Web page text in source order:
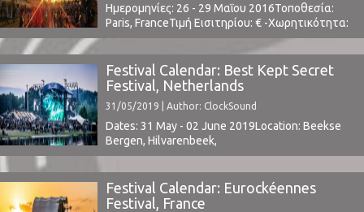
Ημερομηνίες: 26 - 29 Μαΐου 2016Τοποθεσία:
Paris, FranceΤιμή Εισιτηρίου: € -Χωρητικότητα:
-Το Line Up περιλαμβάνει: T.b.a.Coachella Eurore
Festival Event
Festival Calendar: Best Kept Secret
Festival, Netherlands
31/05/2019 | Author: ClockSound
Dates: 31 May - 02 June 2019Location: Beekse
Bergen, Hilvarenbeek,
NetherlandsTickets | Lineup ⁪
Festival Calendar: Eurockéennes
Festival, France